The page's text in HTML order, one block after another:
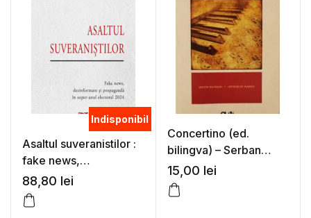
Indisponibil
Asaltul suveranistilor :
fake news,
dezinformare si
propaganda in super-
anul electoral 2024 –
88,80 lei
Concertino (ed.
bilingva) – Serban
Foarta, Esztero Istvan
15,00 lei